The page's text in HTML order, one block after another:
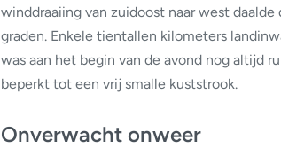
winddraaiing van zuidoost naar west
graden. Enkele tientallen kilometers
was aan het begin van de avond nog altijd
beperkt tot een vrij smalle kuststrook.
Onverwacht onweer